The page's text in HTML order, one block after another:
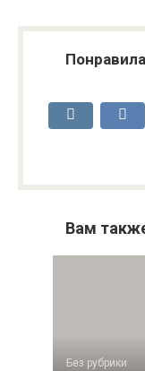
Вам
Без рубрики